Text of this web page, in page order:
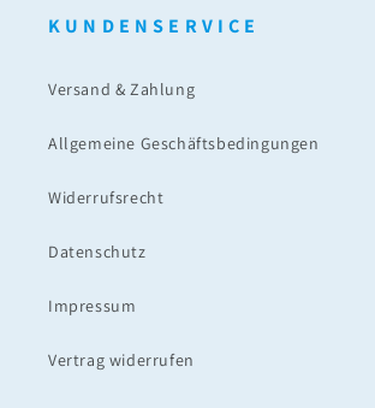
K U N D E N S E R V I C E
Versand & Zahlung
Allgemeine Geschäftsbedingungen
Widerrufsrecht
Datenschutz
Impressum
Vertrag widerrufen